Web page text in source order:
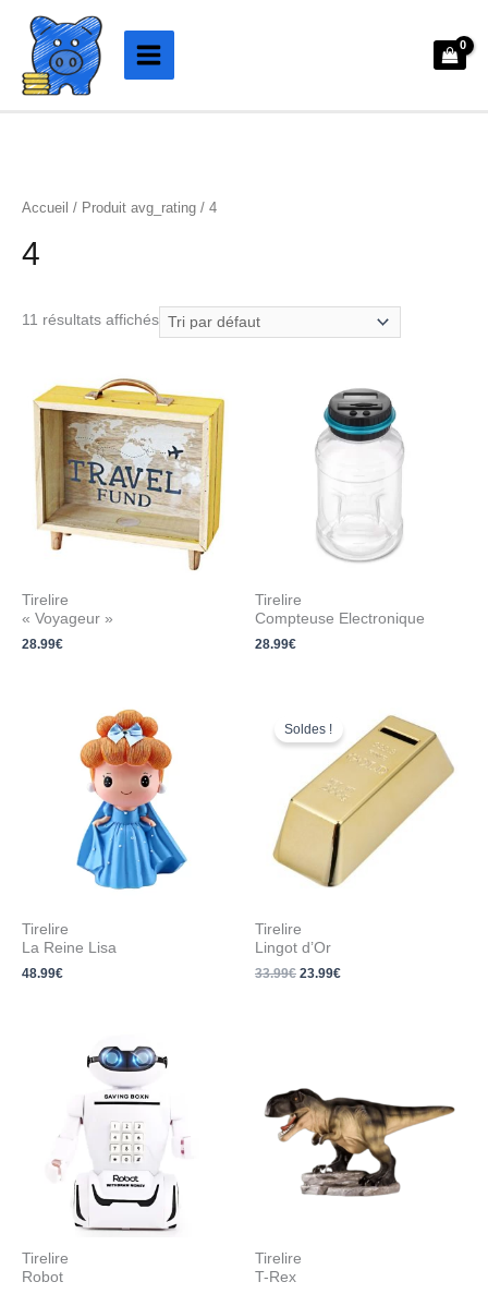
contenu
Accueil / Produit avg_rating / 4
4
11 résultats affichés
Tirelire
« Voyageur »
28.99€
Tirelire
Compteuse Electronique
28.99€
Tirelire
La Reine Lisa
48.99€
Soldes !
Tirelire
Lingot d’Or
33.99€
prix
initial
33.99€.
23.99€
actuel
est :
23.99€.
Tirelire
Robot
Tirelire
T-Rex